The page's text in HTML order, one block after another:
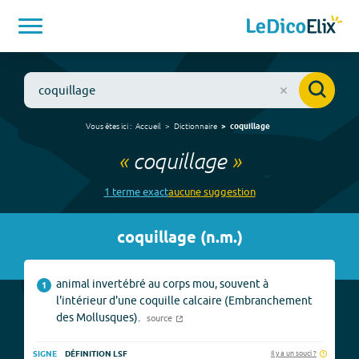
Vous êtes ici : Accueil Dictionnaire coquillage
« coquillage»
1 termeexactaucunesuggestion
coquillage (n.m.)
1
animal invertébré au corps mou, souvent à
l'intérieur d'une coquille calcaire (Embranchement
des Mollusques).
source
SIGNE DÉFINITION LSF Il y a un souci ?